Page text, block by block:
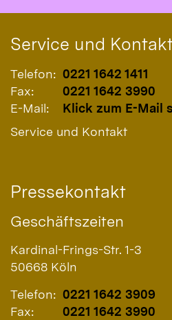
Service und
Telefon: 0221 1642 1411
Fax:
0221 1642 3990
E-Mail:
Klick zum E-Mail
Service und Kontakt
Pressekontakt
Geschäftszeiten
Kardinal-Frings-Str. 1-3
50668 Köln
Telefon: 0221 1642 3909
Fax:
0221 1642 3990